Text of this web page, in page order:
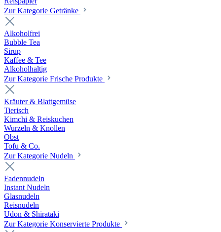
Zur Kategorie Getränke
Alkoholfrei
Bubble Tea
Sirup
Kaffee & Tee
Alkoholhaltig
Zur Kategorie Frische Produkte
Kräuter & Blattgemüse
Tierisch
Kimchi & Reiskuchen
Wurzeln & Knollen
Obst
Tofu & Co.
Zur Kategorie Nudeln
Fadennudeln
Instant Nudeln
Glasnudeln
Reisnudeln
Udon & Shirataki
Zur Kategorie Konservierte Produkte